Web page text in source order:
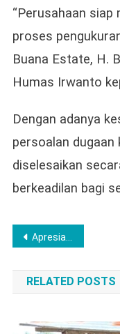
“Perusahaan siap
proses
Buana Estate, H.
Humas Irwanto
Dengan adanya
persoalan dugaan
diselesaikan
berkeadilan bagi
Post
navigation
Apresiasi dari Mahasiswa – Terhadap Sat Samapta Polres Lubuk Linggau Petugas Patroli di Sepanjang Jalur Lintas Sangat Membantu, Dalam Memberikan Ketenangan Mental Bagi Para Pengendara
RELATED POSTS